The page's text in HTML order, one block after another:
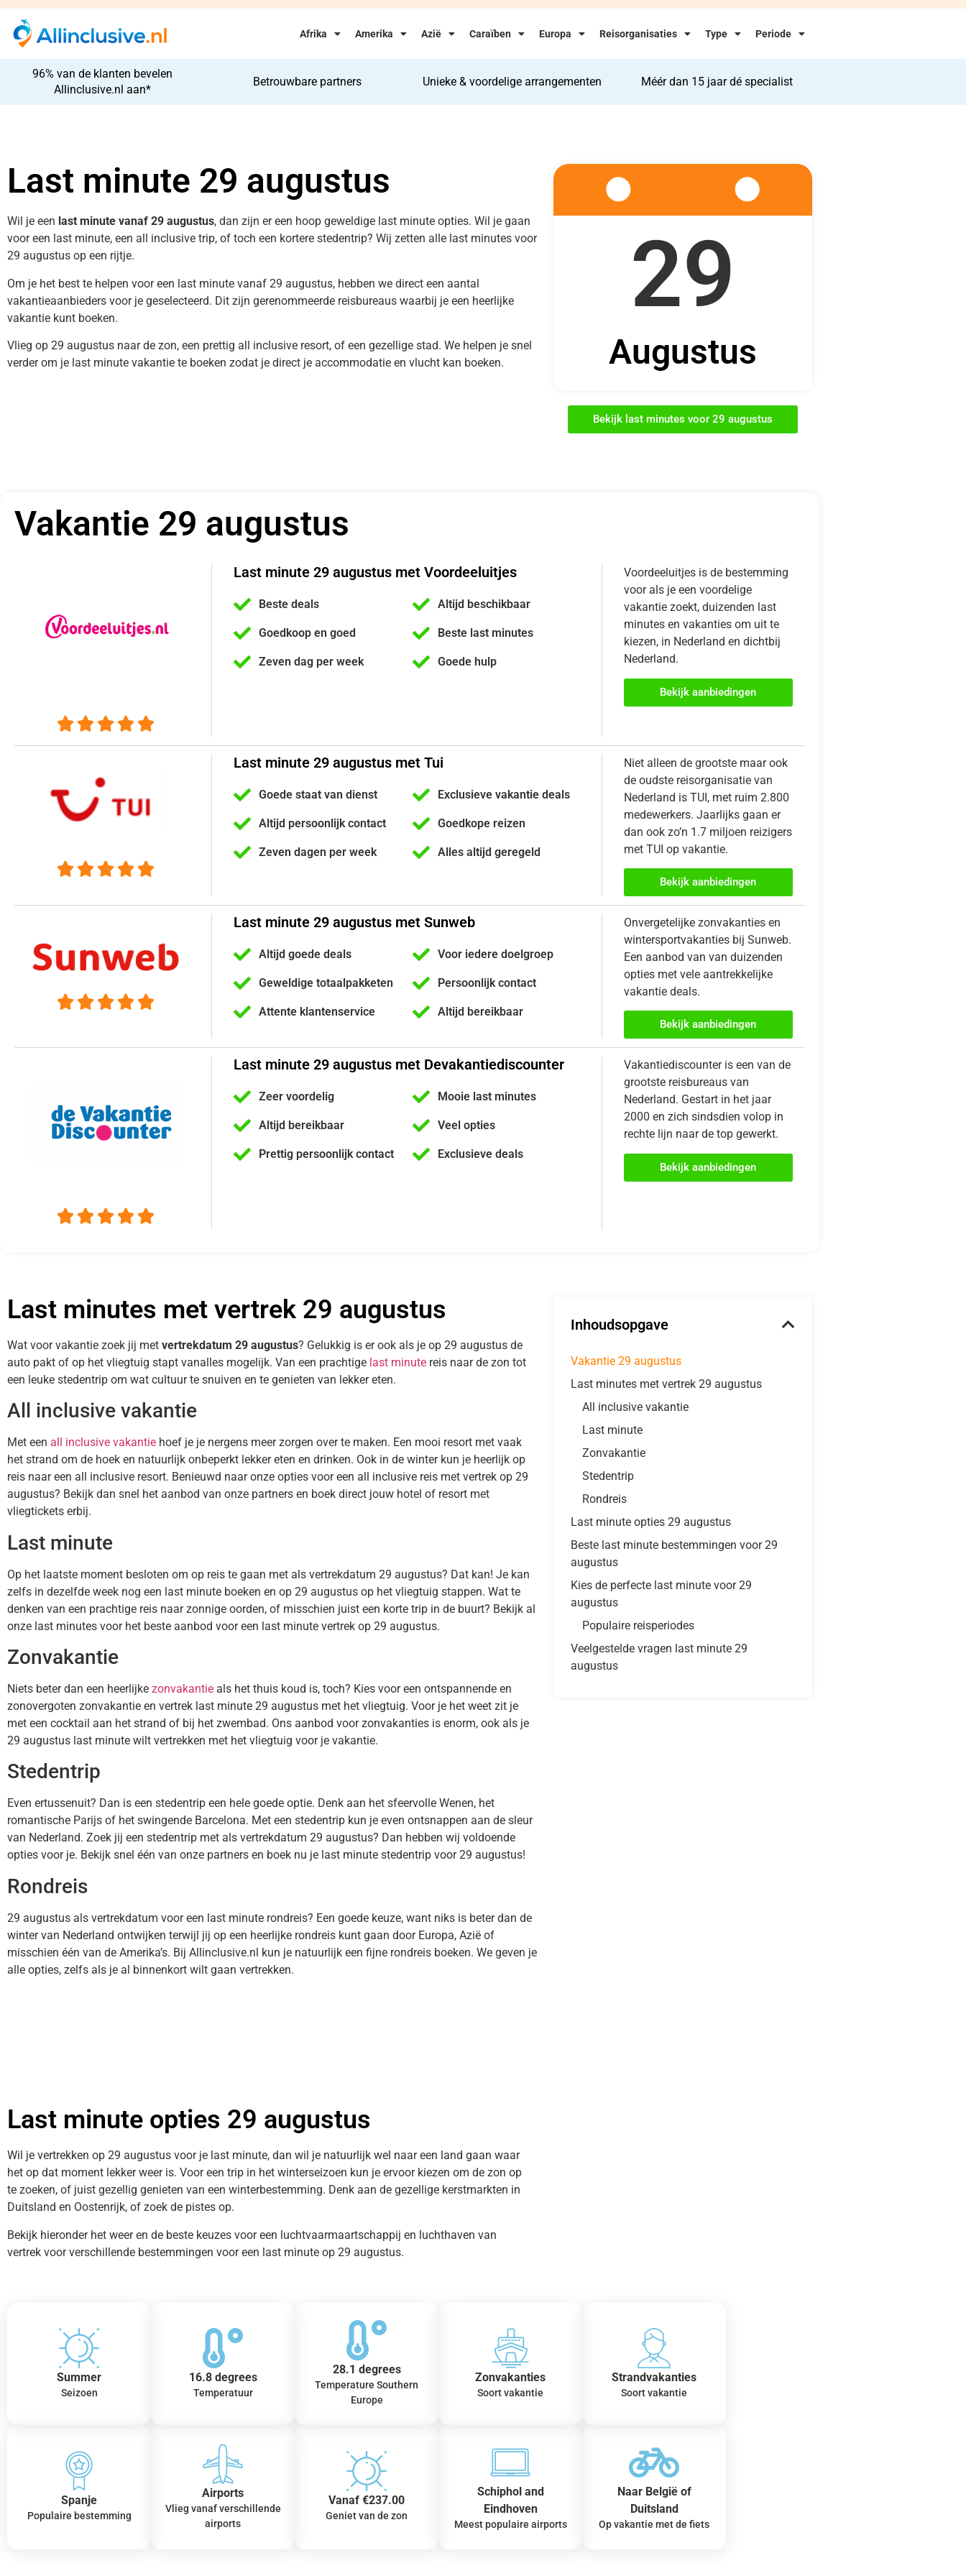
Afrika Amerika Azië Caraïben Europa Reisorganisaties Type Periode
96% van de klanten bevelen
Allinclusive.nl aan*
Betrouwbare partners Unieke & voordelige arrangementen Méér dan 15 jaar dé specialist
Last minute 29 augustus
Wil je een last minute vanaf 29 augustus, dan zijn er een hoop geweldige last minute opties. Wil je gaan
voor een last minute, een all inclusive trip, of toch een kortere stedentrip? Wij zetten alle last minutes voor
29 augustus op een rijtje.
Om je het best te helpen voor een last minute vanaf 29 augustus, hebben we direct een aantal
vakantieaanbieders voor je geselecteerd. Dit zijn gerenommeerde reisbureaus waarbij je een heerlijke
vakantie kunt boeken.
Vlieg op 29 augustus naar de zon, een prettig all inclusive resort, of een gezellige stad. We helpen je snel
verder om je last minute vakantie te boeken zodat je direct je accommodatie en vlucht kan boeken.
29
Augustus
Bekijk last minutes voor 29 augustus
Vakantie 29 augustus
    
Last minute 29 augustus met Voordeeluitjes
Beste deals
Goedkoop en goed
Zeven dag per week
Altijd beschikbaar
Beste last minutes
Goede hulp
Voordeeluitjes is de bestemming
voor als je een voordelige
vakantie zoekt, duizenden last
minutes en vakanties om uit te
kiezen, in Nederland en dichtbij
Nederland.
Bekijk aanbiedingen
    
Last minute 29 augustus met Tui
Goede staat van dienst
Altijd persoonlijk contact
Zeven dagen per week
Exclusieve vakantie deals
Goedkope reizen
Alles altijd geregeld
Niet alleen de grootste maar ook
de oudste reisorganisatie van
Nederland is TUI, met ruim 2.800
medewerkers. Jaarlijks gaan er
dan ook zo’n 1.7 miljoen reizigers
met TUI op vakantie.
Bekijk aanbiedingen
    
Last minute 29 augustus met Sunweb
Altijd goede deals
Geweldige totaalpakketen
Attente klantenservice
Voor iedere doelgroep
Persoonlijk contact
Altijd bereikbaar
Onvergetelijke zonvakanties en
wintersportvakanties bij Sunweb.
Een aanbod van van duizenden
opties met vele aantrekkelijke
vakantie deals.
Bekijk aanbiedingen
    
Last minute 29 augustus met Devakantiediscounter
Zeer voordelig
Altijd bereikbaar
Prettig persoonlijk contact
Mooie last minutes
Veel opties
Exclusieve deals
Vakantiediscounter is een van de
grootste reisbureaus van
Nederland. Gestart in het jaar
2000 en zich sindsdien volop in
rechte lijn naar de top gewerkt.
Bekijk aanbiedingen
Last minutes met vertrek 29 augustus
Wat voor vakantie zoek jij met vertrekdatum 29 augustus? Gelukkig is er ook als je op 29 augustus de
auto pakt of op het vliegtuig stapt vanalles mogelijk. Van een prachtige last minute reis naar de zon tot
een leuke stedentrip om wat cultuur te snuiven en te genieten van lekker eten.
All inclusive vakantie
Met een all inclusive vakantie hoef je je nergens meer zorgen over te maken. Een mooi resort met vaak
het strand om de hoek en natuurlijk onbeperkt lekker eten en drinken. Ook in de winter kun je heerlijk op
reis naar een all inclusive resort. Benieuwd naar onze opties voor een all inclusive reis met vertrek op 29
augustus? Bekijk dan snel het aanbod van onze partners en boek direct jouw hotel of resort met
vliegtickets erbij.
Last minute
Op het laatste moment besloten om op reis te gaan met als vertrekdatum 29 augustus? Dat kan! Je kan
zelfs in dezelfde week nog een last minute boeken en op 29 augustus op het vliegtuig stappen. Wat te
denken van een prachtige reis naar zonnige oorden, of misschien juist een korte trip in de buurt? Bekijk al
onze last minutes voor het beste aanbod voor een last minute vertrek op 29 augustus.
Zonvakantie
Niets beter dan een heerlijke zonvakantie als het thuis koud is, toch? Kies voor een ontspannende en
zonovergoten zonvakantie en vertrek last minute 29 augustus met het vliegtuig. Voor je het weet zit je
met een cocktail aan het strand of bij het zwembad. Ons aanbod voor zonvakanties is enorm, ook als je
29 augustus last minute wilt vertrekken met het vliegtuig voor je vakantie.
Stedentrip
Even ertussenuit? Dan is een stedentrip een hele goede optie. Denk aan het sfeervolle Wenen, het
romantische Parijs of het swingende Barcelona. Met een stedentrip kun je even ontsnappen aan de sleur
van Nederland. Zoek jij een stedentrip met als vertrekdatum 29 augustus? Dan hebben wij voldoende
opties voor je. Bekijk snel één van onze partners en boek nu je last minute stedentrip voor 29 augustus!
Rondreis
29 augustus als vertrekdatum voor een last minute rondreis? Een goede keuze, want niks is beter dan de
winter van Nederland ontwijken terwijl jij op een heerlijke rondreis kunt gaan door Europa, Azië of
misschien één van de Amerika’s. Bij Allinclusive.nl kun je natuurlijk een fijne rondreis boeken. We geven je
alle opties, zelfs als je al binnenkort wilt gaan vertrekken.
Inhoudsopgave
Vakantie 29 augustus
Last minutes met vertrek 29 augustus
All inclusive vakantie
Last minute
Zonvakantie
Stedentrip
Rondreis
Last minute opties 29 augustus
Beste last minute bestemmingen voor 29
augustus
Kies de perfecte last minute voor 29
augustus
Populaire reisperiodes
Veelgestelde vragen last minute 29
augustus
Last minute opties 29 augustus
Wil je vertrekken op 29 augustus voor je last minute, dan wil je natuurlijk wel naar een land gaan waar
het op dat moment lekker weer is. Voor een trip in het winterseizoen kun je ervoor kiezen om de zon op
te zoeken, of juist gezellig genieten van een winterbestemming. Denk aan de gezellige kerstmarkten in
Duitsland en Oostenrijk, of zoek de pistes op.
Bekijk hieronder het weer en de beste keuzes voor een luchtvaarmaartschappij en luchthaven van
vertrek voor verschillende bestemmingen voor een last minute op 29 augustus.
Summer
Seizoen
16.8 degrees
Temperatuur
28.1 degrees
Temperature Southern
Europe
Zonvakanties
Soort vakantie
Strandvakanties
Soort vakantie
Spanje
Populaire bestemming
Airports
Vlieg vanaf verschillende
airports
Vanaf €237.00
Geniet van de zon
Schiphol and
Eindhoven
Meest populaire airports
Naar België of
Duitsland
Op vakantie met de fiets